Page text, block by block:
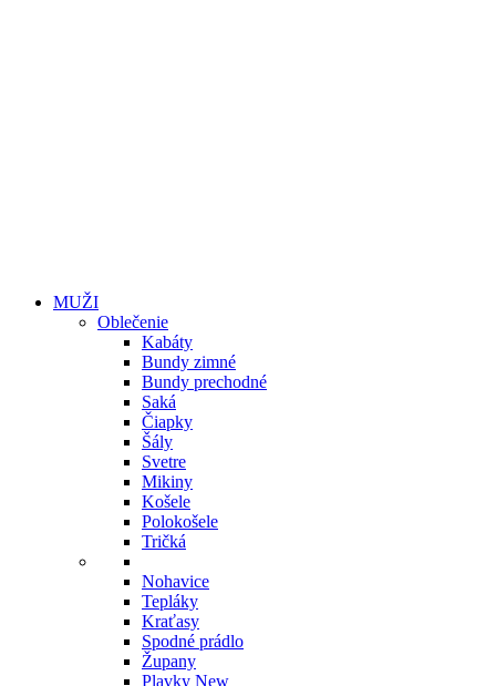
MUŽI
Oblečenie
Kabáty
Bundy zimné
Bundy prechodné
Saká
Čiapky
Šály
Svetre
Mikiny
Košele
Polokošele
Tričká
Nohavice
Tepláky
Kraťasy
Spodné prádlo
Župany
Plavky New